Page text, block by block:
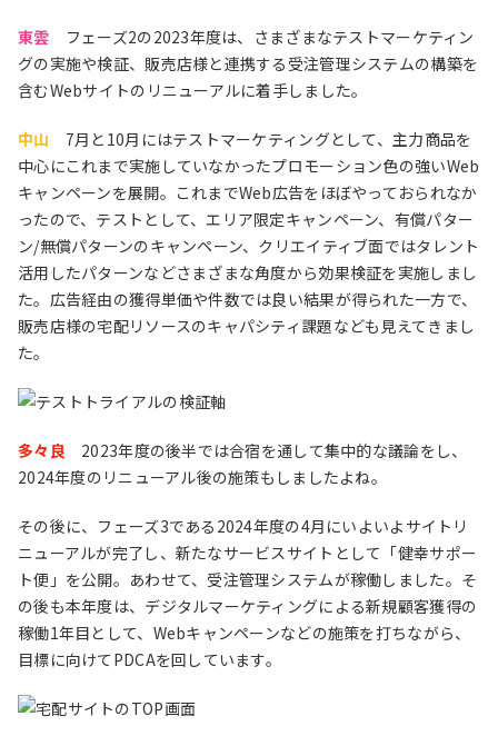
東雲 フェーズ2の2023年度は、さまざまなテストマーケティン
グの実施や検証、販売店様と連携する受注管理システムの構築を
含むWebサイトのリニューアルに着手しました。
中山 7月と10月にはテストマーケティングとして、主力商品を
中心にこれまで実施していなかったプロモーション色の強いWeb
キャンペーンを展開。これまでWeb広告をほぼやっておられなか
ったので、テストとして、エリア限定キャンペーン、有償パター
ン/無償パターンのキャンペーン、クリエイティブ面ではタレント
活用したパターンなどさまざまな角度から効果検証を実施しまし
た。広告経由の獲得単価や件数では良い結果が得られた一方で、
販売店様の宅配リソースのキャパシティ課題なども見えてきまし
た。
多々良 2023年度の後半では合宿を通して集中的な議論をし、
2024年度のリニューアル後の施策もしましたよね。
その後に、フェーズ3である2024年度の4月にいよいよサイトリ
ニューアルが完了し、新たなサービスサイトとして「健幸サポー
ト便」を公開。あわせて、受注管理システムが稼働しました。そ
の後も本年度は、デジタルマーケティングによる新規顧客獲得の
稼働1年目として、Webキャンペーンなどの施策を打ちながら、
目標に向けてPDCAを回しています。